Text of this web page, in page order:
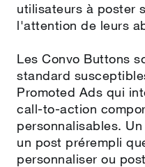
utilisateurs à poster
l'attention de leurs
Les Convo Buttons
standard
Promoted Ads qui
call‑to‑action
personnalisables.
un post prérempli
personnaliser ou